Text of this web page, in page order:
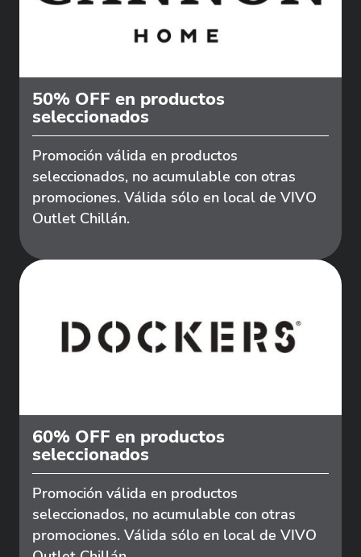
50% OFF en productos
seleccionados
Promoción válida en productos
seleccionados, no acumulable con otras
promociones. Válida sólo en local de VIVO
Outlet Chillán.
60% OFF en productos
seleccionados
Promoción válida en productos
seleccionados, no acumulable con otras
promociones. Válida sólo en local de VIVO